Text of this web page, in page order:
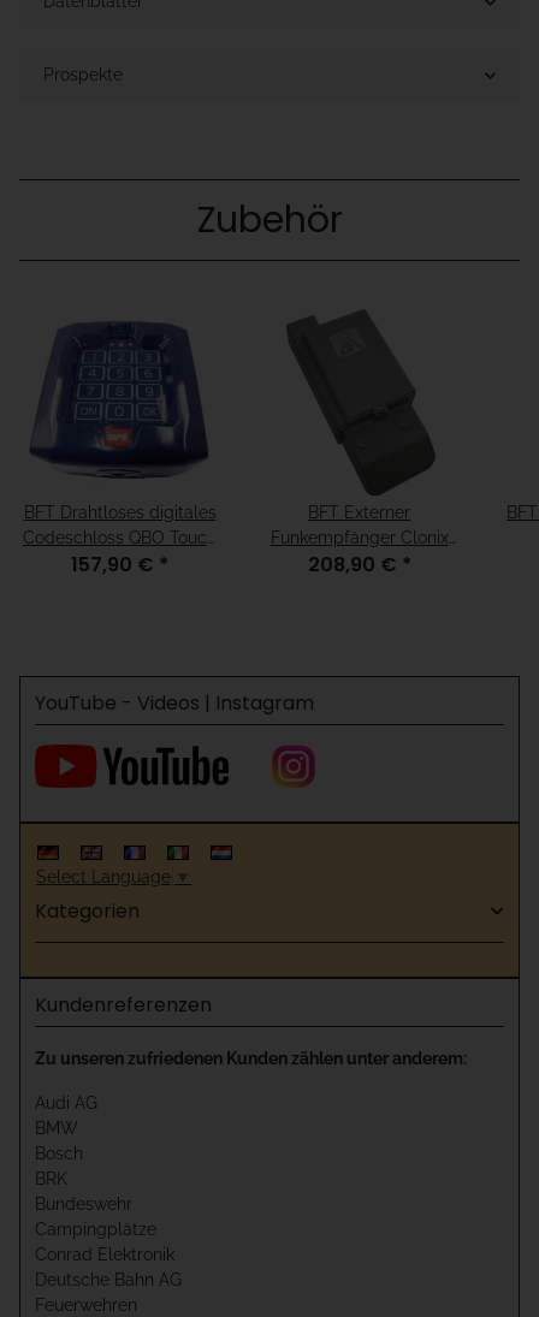
Prospekte
Zubehör
BFT Drahtloses digitales
Codeschloss QBO Touch
10 Kanal 433 MHz
157,90 € *
BFT Externer
Funkempfänger Clonix
2E 2 Kanal 433 MHz
208,90 € *
YouTube - Videos | Instagram
Select Language ▼
Kategorien
Kundenreferenzen
Zu unseren zufriedenen Kunden zählen unter anderem:
Audi AG
BMW
Bosch
BRK
Bundeswehr
Campingplätze
Conrad Elektronik
Deutsche Bahn AG
Feuerwehren